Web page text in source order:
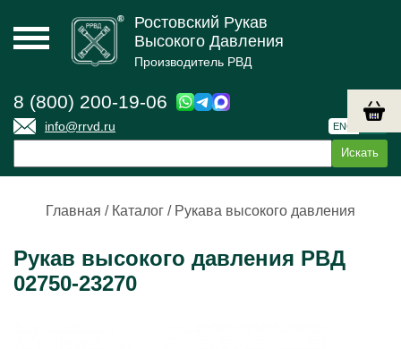
Ростовский Рукав
Высокого Давления
Производитель РВД
8 (800) 200-19-06
info@rrvd.ru ENG
Главная / Каталог / Рукава высокого давления
Рукав высокого давления РВД
02750-23270